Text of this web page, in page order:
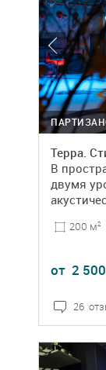
Терра.
В
двумя
200 м2
от 2 500
26